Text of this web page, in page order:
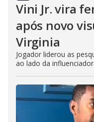
Vini Jr. vira
após novo
Virginia
Jogador liderou as
ao lado da